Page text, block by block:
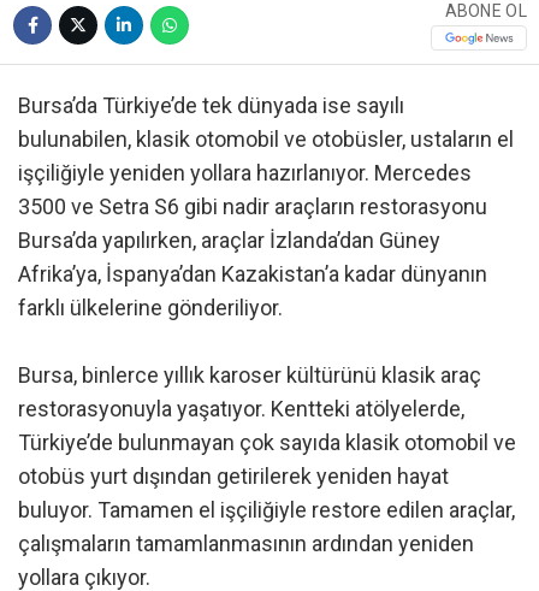
ABONE OL
Bursa’da Türkiye’de tek dünyada ise sayılı
bulunabilen, klasik otomobil ve otobüsler, ustaların el
işçiliğiyle yeniden yollara hazırlanıyor. Mercedes
3500 ve Setra S6 gibi nadir araçların restorasyonu
Bursa’da yapılırken, araçlar İzlanda’dan Güney
Afrika’ya, İspanya’dan Kazakistan’a kadar dünyanın
farklı ülkelerine gönderiliyor.
Bursa, binlerce yıllık karoser kültürünü klasik araç
restorasyonuyla yaşatıyor. Kentteki atölyelerde,
Türkiye’de bulunmayan çok sayıda klasik otomobil ve
otobüs yurt dışından getirilerek yeniden hayat
buluyor. Tamamen el işçiliğiyle restore edilen araçlar,
çalışmaların tamamlanmasının ardından yeniden
yollara çıkıyor.